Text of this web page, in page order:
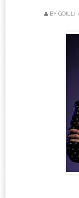
BY GOILLI